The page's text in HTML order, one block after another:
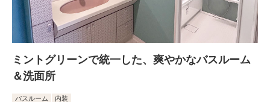
ミントグリーンで統一した、爽やかなバスルーム
＆洗面所
バスルーム 内装